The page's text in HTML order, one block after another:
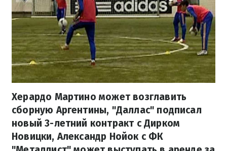
Херардо Мартино может возглавить
сборную Аргентины, "Даллас" подписал
новый 3-летний контракт с Дирком
Новицки, Александр Нойок с ФК